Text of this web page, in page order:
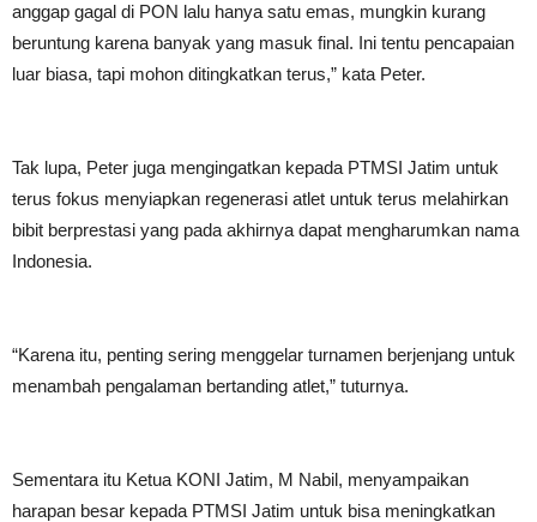
anggap gagal di PON lalu hanya satu emas, mungkin kurang
beruntung karena banyak yang masuk final. Ini tentu pencapaian
luar biasa, tapi mohon ditingkatkan terus,” kata Peter.
Tak lupa, Peter juga mengingatkan kepada PTMSI Jatim untuk
terus fokus menyiapkan regenerasi atlet untuk terus melahirkan
bibit berprestasi yang pada akhirnya dapat mengharumkan nama
Indonesia.
“Karena itu, penting sering menggelar turnamen berjenjang untuk
menambah pengalaman bertanding atlet,” tuturnya.
Sementara itu Ketua KONI Jatim, M Nabil, menyampaikan
harapan besar kepada PTMSI Jatim untuk bisa meningkatkan